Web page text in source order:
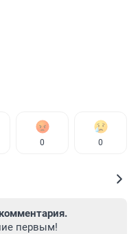
0 0
первым!